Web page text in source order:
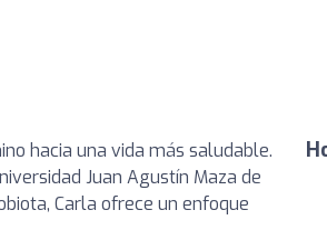
hacia una vida más saludable.
Juan Agustín Maza de
Carla ofrece un enfoque